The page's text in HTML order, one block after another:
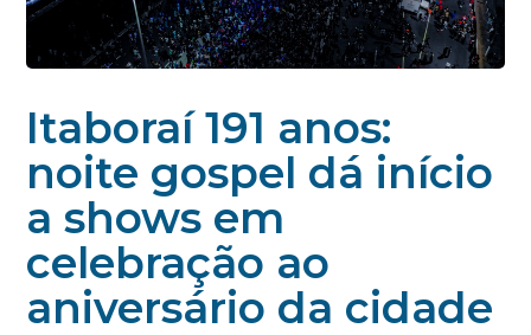
Itaboraí 191 anos:
noite gospel dá início
a shows em
celebração ao
aniversário da cidade